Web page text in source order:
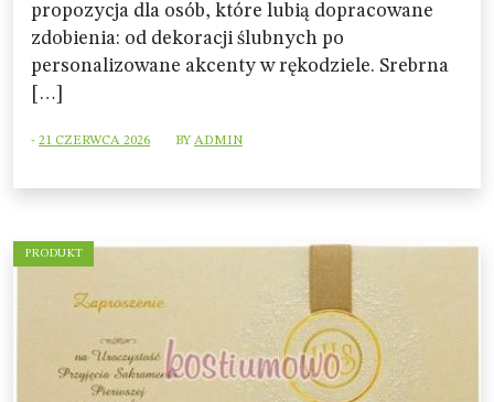
propozycja dla osób, które lubią dopracowane
zdobienia: od dekoracji ślubnych po
personalizowane akcenty w rękodziele. Srebrna
[…]
- 21 CZERWCA 2026 BY ADMIN
PRODUKT